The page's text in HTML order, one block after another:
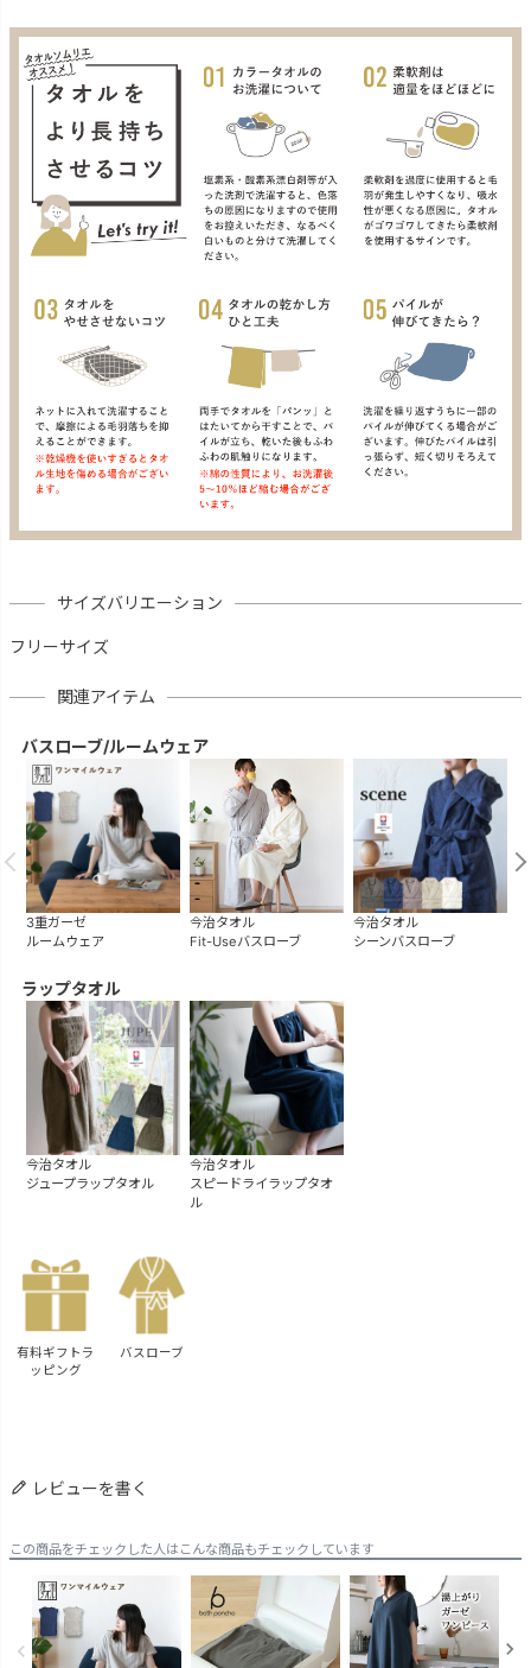
サイズバリエーション
フリーサイズ
関連アイテム
バスローブ/ルームウェア
3重ガーゼ
ルームウェア
今治タオル
Fit-Useバスローブ
今治タオル
シーンバスローブ
ラップタオル
今治タオル
ジュープラップタオル
今治タオル
スピードライラップタオ
ル
有料ギフトラ
ッピング
バスローブ
レビューを書く
この商品をチェックした人はこんな商品もチェックしています